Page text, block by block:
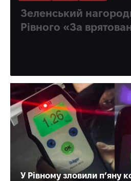
Зеленський
Рівного «За
У Рівному зловили п’яну